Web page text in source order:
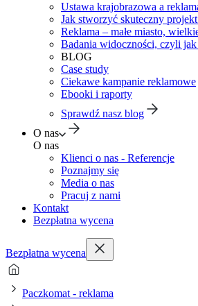
Ustawa krajobrazowa a
Jak stworzyć skuteczny
Reklama – małe miasto,
Badania widoczności, czyli
BLOG
Case study
Ciekawe kampanie reklamowe
Ebooki i raporty
Sprawdź nasz blog
O nas
O nas
Klienci o nas - Referencje
Poznajmy się
Media o nas
Pracuj z nami
Kontakt
Bezpłatna wycena
Bezpłatna wycena
Paczkomat - reklama